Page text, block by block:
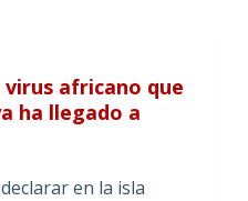
africano que
ha llegado a
en la isla